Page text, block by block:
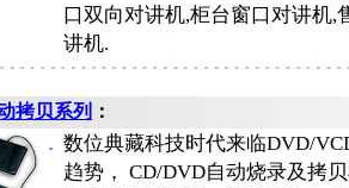
口双向对讲机,柜台窗口对讲机,
讲机.
拷贝系列 ：
． 数位典藏科技时代来临DVD/
趋势， CD/DVD自动烧录及拷